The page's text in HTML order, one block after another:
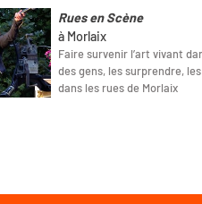
Rues en Scène
à Morlaix
Faire survenir l’art vivant
des gens, les surprendre,
dans les rues de Morlaix